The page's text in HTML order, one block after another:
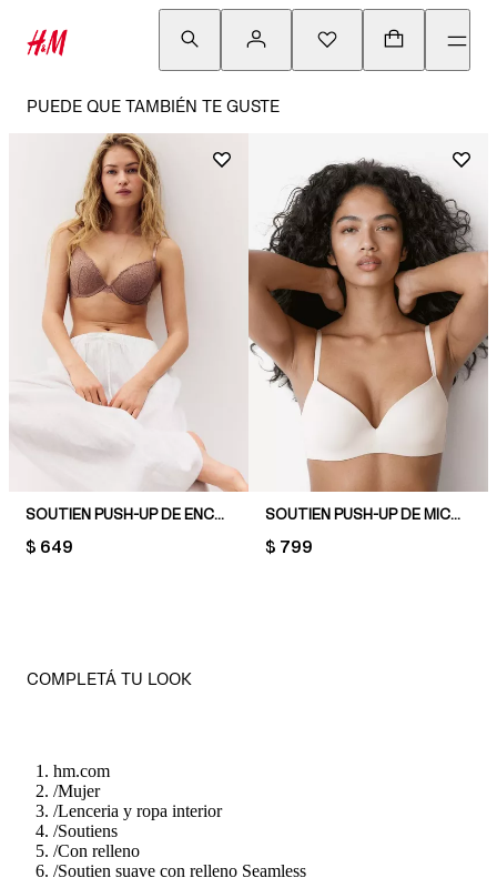
PUEDE QUE TAMBIÉN TE GUSTE
SOUTIEN PUSH-UP DE ENCAJE
PRICE:
$ 649
SOUTIEN PUSH-UP DE MICROFIBRA
PRICE:
$ 799
COMPLETÁ TU LOOK
hm.com
/Mujer
/Lenceria y ropa interior
/Soutiens
/Con relleno
/Soutien suave con relleno Seamless